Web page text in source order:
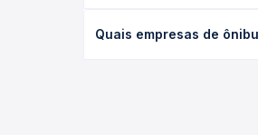
antecedência da compra.
Quais empresas de